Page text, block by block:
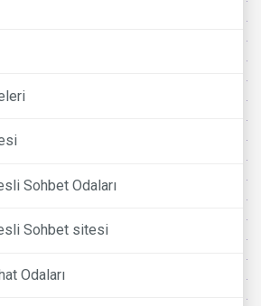
Sohbet Odaları
Sohbet sitesi
Odaları